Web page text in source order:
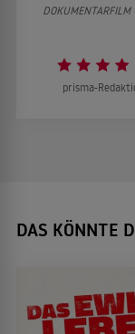
prisma-
DAS KÖNNTE